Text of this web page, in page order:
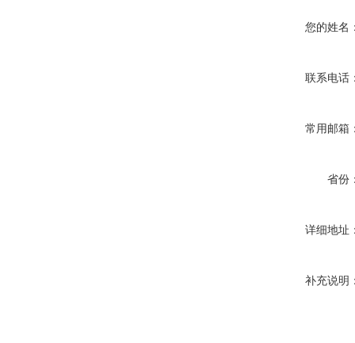
您的姓名
联系电话
常用邮箱
省份
详细地址
补充说明